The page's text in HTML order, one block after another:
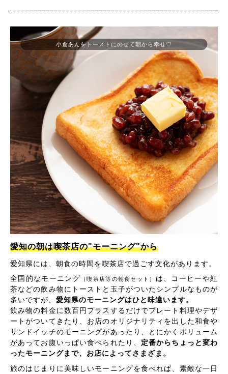
小倉あんをトーストにのせて朝から幸せ♡
愛知の朝は喫茶店の"モーニング"から
愛知県には、朝食の時間を喫茶店で過ごす文化があります。
全国的なモーニング （喫茶店等の朝食セット）
は、コーヒーや紅
茶などの飲み物にトーストと玉子がついたシンプルなものが
多いですが、 愛知県のモーニングはひと味違います。
飲み物の料金に数百円プラスするだけでプレート料理やデザ
ートがついてきたり、お店のオリジナリティを出した和食や
サンドイッチのモーニングがあったり、とにかくボリューム
があってお腹いっぱい食べられたり、 定番からちょっと変わ
ったモーニングまで、お店によってさまざま。
旅のはじまりに美味しいモーニングを食べれば、素敵な一日